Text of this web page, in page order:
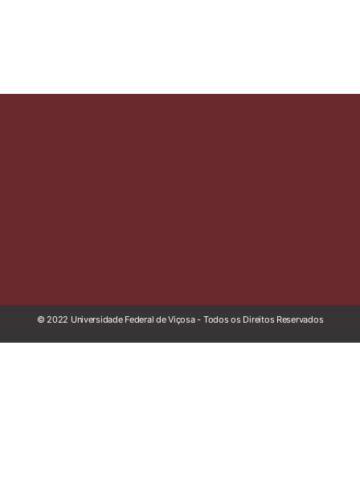
© 2022 Universidade Federal de Viçosa - Todos os Direitos Reservados